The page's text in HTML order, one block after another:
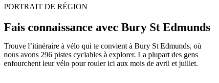
PORTRAIT DE RÉGION
Fais connaissance avec Bury St Edmunds
Trouve l’itinéraire à vélo qui te convient à Bury St Edmunds, où
nous avons 296 pistes cyclables à explorer. La plupart des gens
enfourchent leur vélo pour rouler ici aux mois de avril et juillet.